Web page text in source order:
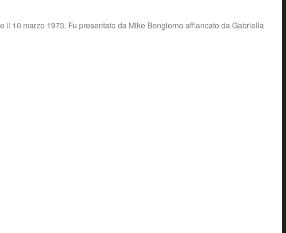
10 marzo 1973. Fu presentato da Mike Bongiorno affiancato da Gabriella